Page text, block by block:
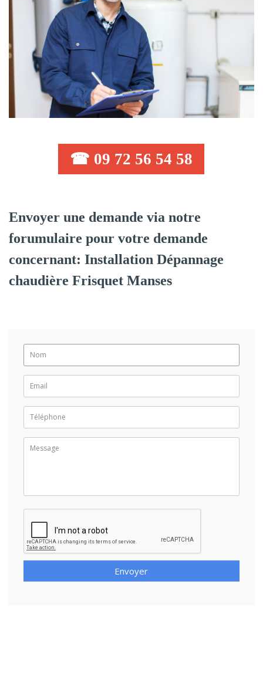
☎ 09 72 56 54 58
Envoyer une demande via notre
forumulaire pour votre demande
concernant: Installation Dépannage
chaudière Frisquet Manses
Envoyer